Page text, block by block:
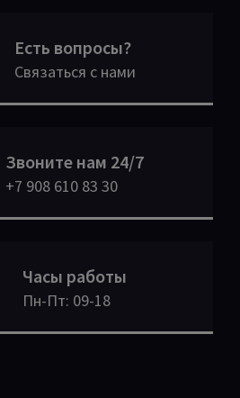
Есть вопросы?
Связаться с нами
Звоните нам 24/7
+7 908 610 83 30
Часы работы
Пн-Пт: 09-18